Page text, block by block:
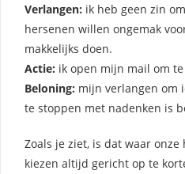
Verlangen: ik heb geen zin
hersenen willen ongemak
makkelijks doen.
Actie: ik open mijn mail om
Beloning: mijn verlangen om
te stoppen met nadenken is
Zoals je ziet, is dat waar
kiezen altijd gericht op te